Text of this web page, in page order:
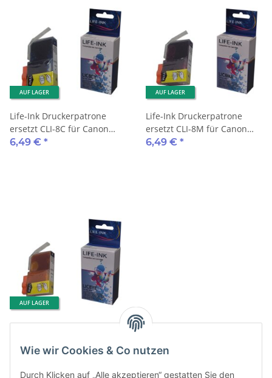
AUF LAGER
Life-Ink Druckerpatrone
ersetzt CLI-8C für Canon
Drucker cyan
6,49 € *
AUF LAGER
Life-Ink Druckerpatrone
ersetzt CLI-8M für Canon
Drucker magenta
6,49 € *
AUF LAGER
Life-Ink Druckerpatrone
Drucker yellow
6,49 €*
Wie wir Cookies & Co nutzen
Durch Klicken auf „Alle akzeptieren“ gestatten Sie den